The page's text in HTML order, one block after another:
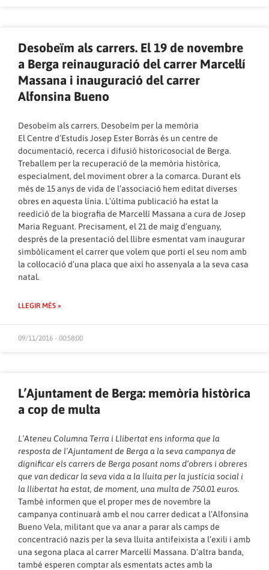
Desobeïm als carrers. El 19 de novembre
a Berga reinauguració del carrer Marcel·lí
Massana i inauguració del carrer
Alfonsina Bueno
Desobeïm als carrers. Desobeïm per la memòria
El Centre d’Estudis Josep Ester Borràs és un centre de
documentació, recerca i difusió historicosocial de Berga.
Treballem per la recuperació de la memòria històrica,
especialment, del moviment obrer a la comarca. Durant els
més de 15 anys de vida de l’associació hem editat diverses
obres en aquesta línia. L’última publicació ha estat la
reedició de la biografia de Marcel·lí Massana a cura de Josep
Maria Reguant. Precisament, el 21 de maig d’enguany,
després de la presentació del llibre esmentat vam inaugurar
simbòlicament el carrer que volem que porti el seu nom amb
la col·locació d’una placa que així ho assenyala a la seva casa
natal.
LLEGIR MÉS »
09/11/2016 - 00:58:00
L’Ajuntament de Berga: memòria històrica
a cop de multa
L’Ateneu Columna Terra i Llibertat ens informa que la
resposta de l’Ajuntament de Berga a la seva campanya de
dignificar els carrers de Berga posant noms d’obrers i obreres
que van dedicar la seva vida a la lluita per la justícia social i
la llibertat ha estat, de moment, una multa de 750.01 euros.
També informen que el proper mes de novembre la
campanya continuarà amb el nou carrer dedicat a l’Alfonsina
Bueno Vela, militant que va anar a parar als camps de
concentració nazis per la seva lluita antifeixista a l’exili i amb
una segona placa al carrer Marcel·lí Massana. D’altra banda,
també esperen comptar als esmentats actes amb la